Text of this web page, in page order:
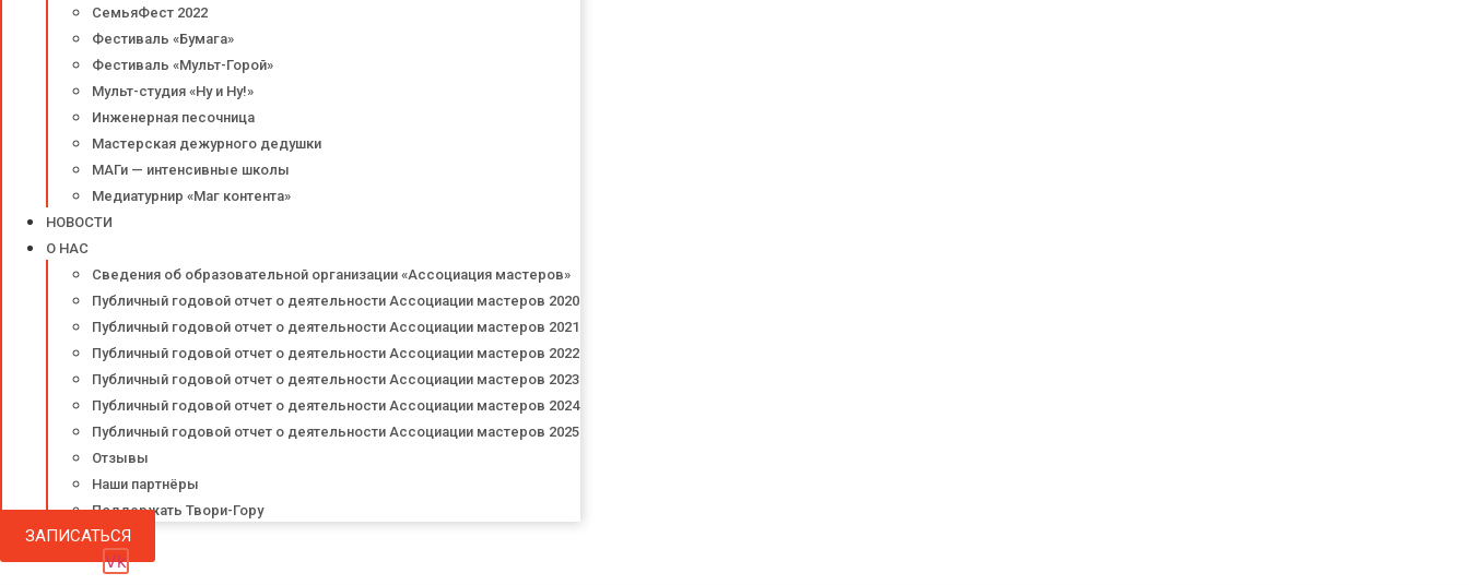
СемьяФест 2022
Фестиваль «Бумага»
Фестиваль «Мульт-Горой»
Мульт-студия «Ну и Ну!»
Инженерная песочница
Мастерская дежурного дедушки
МАГи — интенсивные школы
Медиатурнир «Маг контента»
НОВОСТИ
О НАС
Сведения об образовательной организации «Ассоциация мастеров»
Публичный годовой отчет о деятельности Ассоциации мастеров 2020
Публичный годовой отчет о деятельности Ассоциации мастеров 2021
Публичный годовой отчет о деятельности Ассоциации мастеров 2022
Публичный годовой отчет о деятельности Ассоциации мастеров 2023
Публичный годовой отчет о деятельности Ассоциации мастеров 2024
Публичный годовой отчет о деятельности Ассоциации мастеров 2025
Отзывы
Наши партнёры
Поддержать Твори-Гору
ЗАПИСАТЬСЯ
Vk